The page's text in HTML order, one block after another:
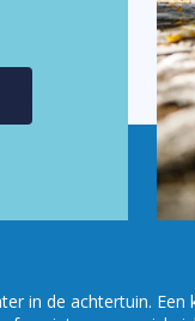
in de achtertuin.